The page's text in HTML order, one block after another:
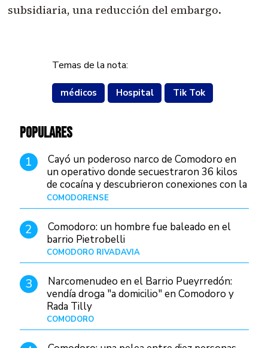
subsidiaria, una reducción del embargo.
Temas de la nota:
médicos Hospital Tik Tok
POPULARES
1
Cayó un poderoso narco de Comodoro en
un operativo donde secuestraron 36 kilos
de cocaína y descubrieron conexiones con la
Patagonia
COMODORENSE
2
Comodoro: un hombre fue baleado en el
barrio Pietrobelli
COMODORO RIVADAVIA
3
Narcomenudeo en el Barrio Pueyrredón:
vendía droga "a domicilio" en Comodoro y
Rada Tilly
COMODORO